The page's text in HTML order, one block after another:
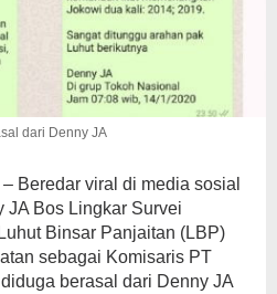
dari Denny JA
– Beredar viral di media sosial
JA Bos Lingkar Survei
Binsar Panjaitan (LBP)
sebagai Komisaris PT
berasal dari Denny JA